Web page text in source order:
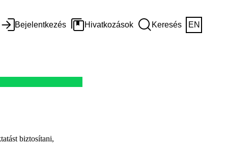
Bejelentkezés Hivatkozások Keresés EN
biztosítani,